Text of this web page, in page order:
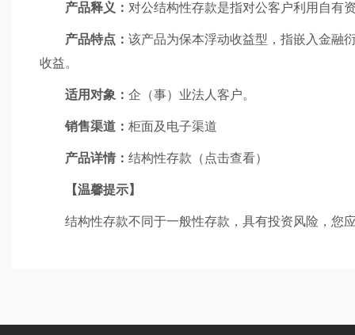
产品释义： 对公结构性存款是指对公客户利用自有
产品特点 ： 该产品为保本浮动收益型 ， 指嵌入金融
收益。
适用对象： 企（事）业法人客户。
销售渠道： 柜面及电子渠道
产品详情： 结构性存款（点击查看）
【温馨提示】
结构性存款不同于一般性存款，具有投资风险，您